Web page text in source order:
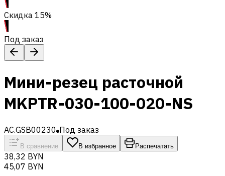
Скидка 15%
Под заказ
Мини-резец расточной
MKPTR-030-100-020-NS
AC.GSB00230 Под заказ
В сравнение В избранное Распечатать
38,32 BYN
45,07 BYN